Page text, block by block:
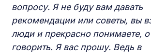
вопросу. Я не буду вам давать
рекомендации или советы, вы
люди и прекрасно понимаете,
говорить. Я вас прошу. Ведь в